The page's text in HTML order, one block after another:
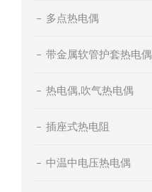
多点热电偶
带金属软管护套热电偶
热电偶,吹气热电偶
插座式热电阻
中温中电压热电偶